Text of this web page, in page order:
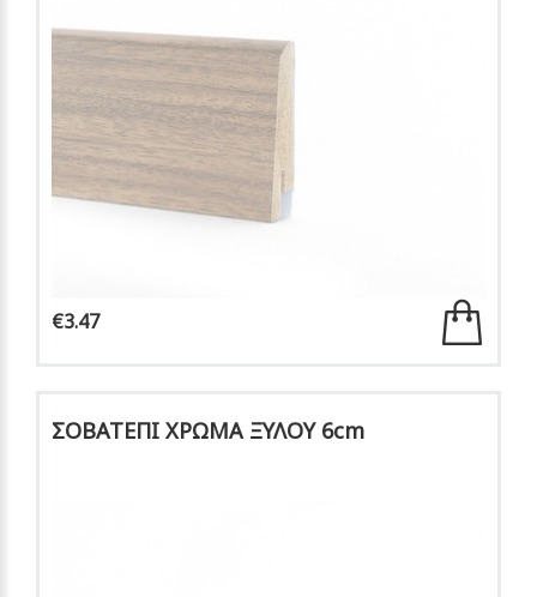
€3.47
ΣΟΒΑΤΕΠΙ ΧΡΩΜΑ ΞΥΛΟΥ 6cm